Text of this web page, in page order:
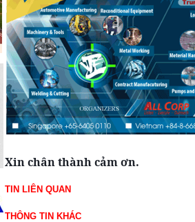
Xin chân thành cảm ơn.
TIN LIÊN QUAN
THÔNG TIN KHÁC